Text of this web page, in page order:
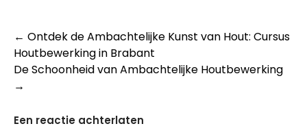
Berichtnavigatie
← Ontdek de Ambachtelijke Kunst van Hout: Cursus
Houtbewerking in Brabant
De Schoonheid van Ambachtelijke Houtbewerking
→
Een reactie achterlaten